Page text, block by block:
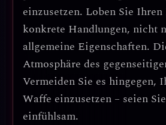
einzusetzen. Loben Sie
konkrete Handlungen, nicht
allgemeine Eigenschaften.
Atmosphäre des
Vermeiden Sie es hingegen,
Waffe einzusetzen – seien
einfühlsam.